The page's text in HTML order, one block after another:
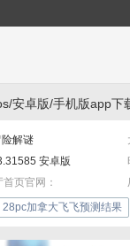
安卓版/手机版app下
险解谜
安卓版
页官网：
28pc加拿大飞飞预测结果